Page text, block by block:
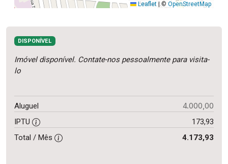
Leaflet |© OpenStreetMap
DISPONÍVEL
Imóvel disponível. Contate-nos pessoalmente para visita-
lo
Aluguel 4.000,00
IPTU
173,93
Total / Mês
4.173,93